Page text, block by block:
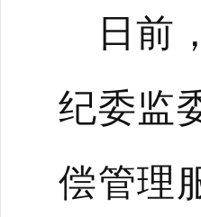
日前
纪委监
偿管理